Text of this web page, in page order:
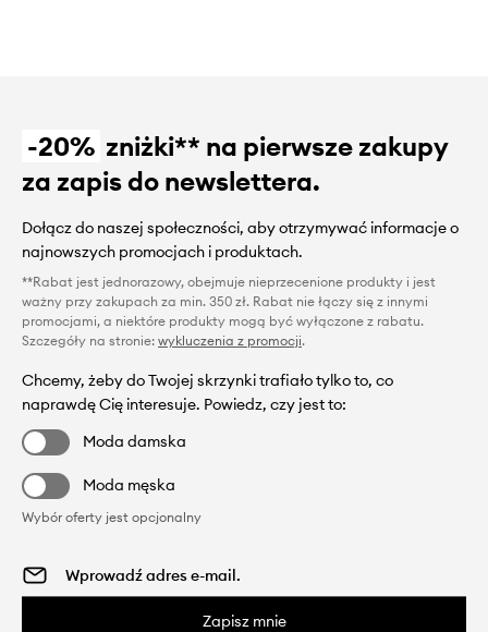
-20% zniżki** na pierwsze zakupy
za zapis do newslettera.
Dołącz do naszej społeczności, aby otrzymywać informacje o
najnowszych promocjach i produktach.
**Rabat jest jednorazowy, obejmuje nieprzecenione produkty i jest
ważny przy zakupach za min. 350 zł. Rabat nie łączy się z innymi
promocjami, a niektóre produkty mogą być wyłączone z rabatu.
Szczegóły na stronie: wykluczenia z promocji.
Chcemy, żeby do Twojej skrzynki trafiało tylko to, co
naprawdę Cię interesuje. Powiedz, czy jest to:
Moda damska
Moda męska
Wybór oferty jest opcjonalny
Zapisz mnie